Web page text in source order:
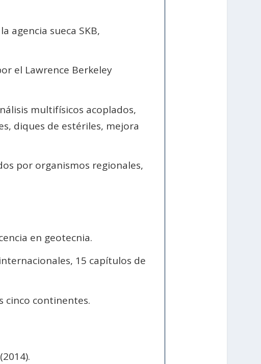
agencia sueca SKB,
el Lawrence Berkeley
multifísicos acoplados,
diques de estériles, mejora
por organismos regionales,
en geotecnia.
15 capítulos de
cinco continentes.